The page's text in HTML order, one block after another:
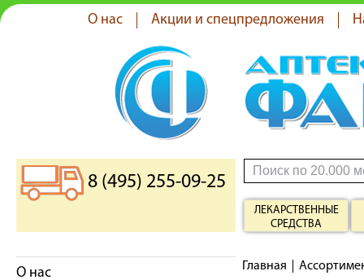
О нас Акции и спецпредложения
8 (495) 255-09-25
ЛЕКАРСТВЕННЫЕ
СРЕДСТВА
О нас Главная